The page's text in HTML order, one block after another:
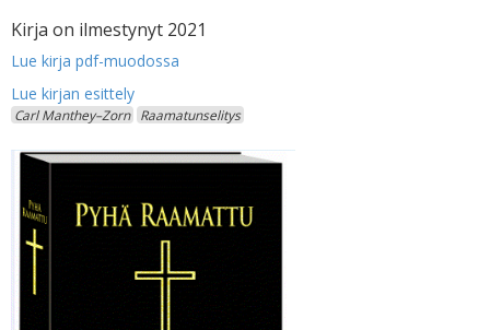
Kirja on ilmestynyt 2021
Lue kirja pdf-muodossa
Carl Manthey–Zorn Raamatunselitys